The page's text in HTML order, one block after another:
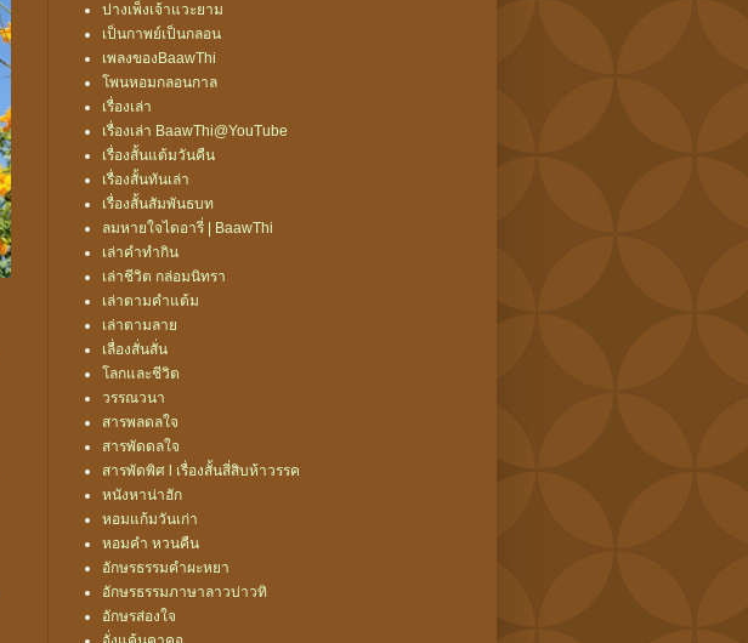
ปางเพ็งเจ้าแวะยาม
เป็นกาพย์เป็นกลอน
เพลงของBaawThi
โพนหอมกลอนกาล
เรื่องเล่า
เรื่องเล่า BaawThi@YouTube
เรื่องสั้นแต้มวันคืน
เรื่องสั้นทันเล่า
เรื่องสั้นสัมพันธบท
ลมหายใจไดอารี่ | BaawThi
เล่าคำทำกิน
เล่าชีวิต กล่อมนิทรา
เล่าตามคำแต้ม
เล่าตามลาย
เลื่องสั่นสั่น
โลกและชีวิต
วรรณวนา
สารพลดลใจ
สารพัดดลใจ
สารพัดพิศ l เรื่องสั้นสี่สิบห้าวรรค
หนังหาน่าฮัก
หอมแก้มวันเก่า
หอมคำ หวนคืน
อักษรธรรมคำผะหยา
อักษรธรรมภาษาลาวบ่าวทิ
อักษรส่องใจ